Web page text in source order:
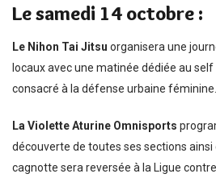
Le samedi 14 octobre :
Le Nihon Tai Jitsu organisera une
locaux avec une matinée dédiée au
consacré à la défense urbaine féminine.
La Violette Aturine Omnisports
découverte de toutes ses sections ainsi
cagnotte sera reversée à la Ligue